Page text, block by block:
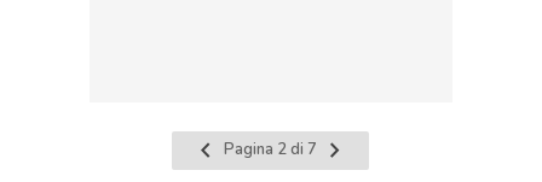
Pagina
precedente
Pagina 2 di 7
Pagina
successiva